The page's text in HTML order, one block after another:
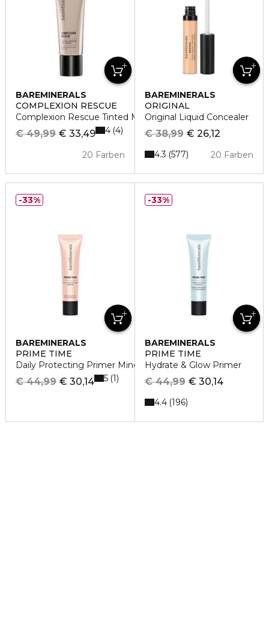
BAREMINERALS
COMPLEXION RESCUE
Complexion Rescue Tinted Moisturizer
€ 33,49
€ 49,99
20 Farben
4 4
BAREMINERALS
ORIGINAL
Original Liquid Concealer
€ 26,12
€ 38,99
20 Farben
4.3 577
BAREMINERALS
PRIME TIME
Daily Protecting Primer Mineral SPF 30
€ 30,14
€ 44,99 5 1
33%
BAREMINERALS
PRIME TIME
Hydrate & Glow Primer
€ 30,14
€ 44,99
4.4 196
33%